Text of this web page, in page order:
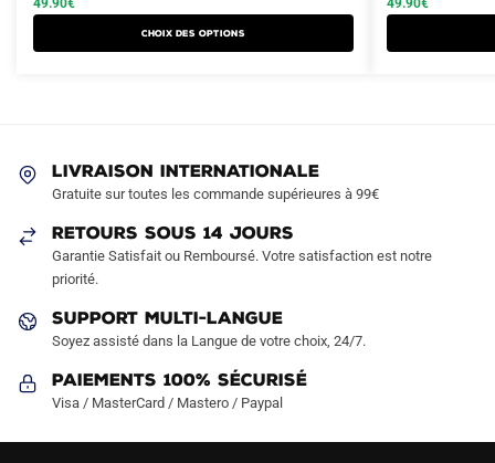
était :
est :
Choix des options
a
être
choisies
sur
page
produit
était :
est :
a
la
LIVRAISON INTERNATIONALE
Gratuite sur toutes les commande supérieures à 99€
RETOURS SOUS 14 JOURS
Garantie Satisfait ou Remboursé. Votre satisfaction est notre
priorité.
SUPPORT MULTI-LANGUE
Soyez assisté dans la Langue de votre choix, 24/7.
Paiements 100% Sécurisé
Visa / MasterCard / Mastero / Paypal